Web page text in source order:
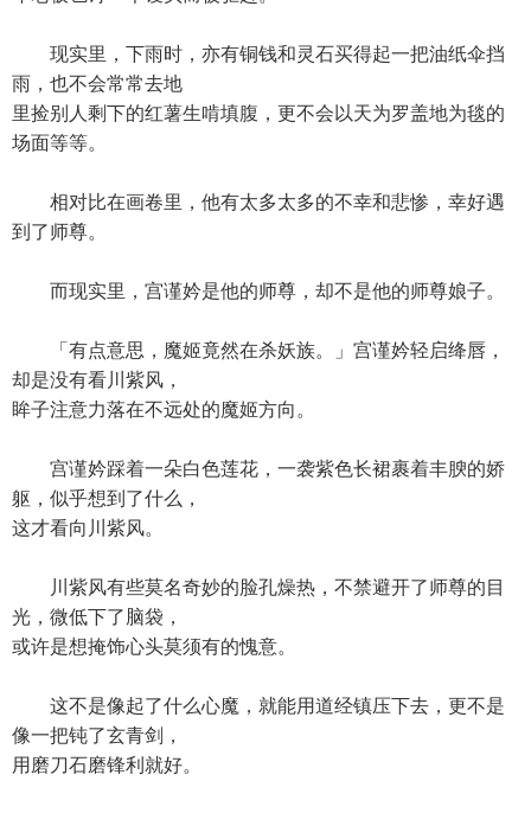
现实里，下雨时，亦有铜钱和灵石买得起一把油纸伞挡
雨，也不会常常去地
里捡别人剩下的红薯生啃填腹，更不会以天为罗盖地为毯的
场面等等。
相对比在画卷里，他有太多太多的不幸和悲惨，幸好遇
到了师尊。
而现实里，宫谨妗是他的师尊，却不是他的师尊娘子。
「有点意思，魔姬竟然在杀妖族。」宫谨妗轻启绛唇，
却是没有看川紫风，
眸子注意力落在不远处的魔姬方向。
宫谨妗踩着一朵白色莲花，一袭紫色长裙裹着丰腴的娇
躯，似乎想到了什么，
这才看向川紫风。
川紫风有些莫名奇妙的脸孔燥热，不禁避开了师尊的目
光，微低下了脑袋，
或许是想掩饰心头莫须有的愧意。
这不是像起了什么心魔，就能用道经镇压下去，更不是
像一把钝了玄青剑，
用磨刀石磨锋利就好。